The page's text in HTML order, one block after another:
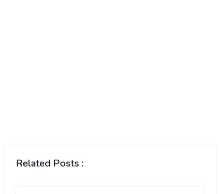
Related Posts :